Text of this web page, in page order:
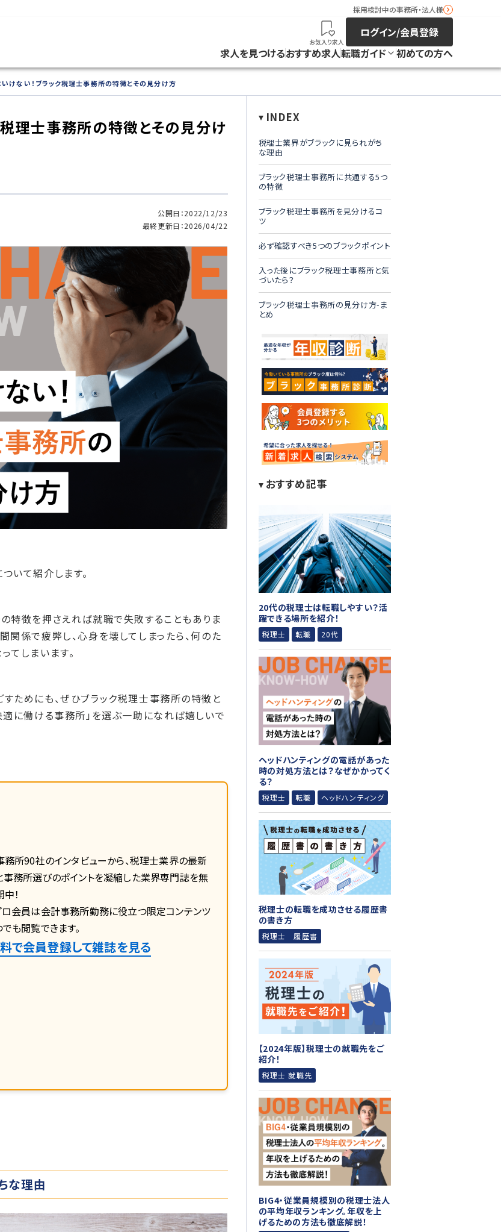
採用検討中の事務所・法人様
お気入り求人
ログイン/会員登録
求人を見つけるおすすめ求人転職ガイド 初めての方へ
いけない！ブラック税理士事務所の特徴とその見分け方
INDEX
税理士業界がブラックに見られがち
な理由
ブラック税理士事務所に共通する5つ
の特徴
ブラック税理士事務所を見分けるコ
ツ
必ず確認すべき5つのブラックポイント
入った後にブラック税理士事務所と気
づいたら？
ブラック税理士事務所の見分け方-ま
とめ
おすすめ記事
20代の税理士は転職しやすい？活
躍できる場所を紹介！
税理士 転職 20代
ヘッドハンティングの電話があった
時の対処方法とは？なぜかかってく
る？
税理士 転職 ヘッドハンティング
税理士の転職を成功させる履歴書
の書き方
税理士 履歴書
【2024年版】税理士の就職先をご
紹介！
税理士 就職先
BIG4・従業員規模別の税理士法人
の平均年収ランキング。年収を上
げるための方法も徹底解説！
理士事務所の特徴とその見分け
公開日：2022/12/23
最終更新日：2026/04/22
いて紹介します。
特徴を押さえれば就職で失敗することもありま
係で疲弊し、心身を壊してしまったら、何のた
てしまいます。
ためにも、ぜひブラック税理士事務所の特徴と
適に働ける事務所」を選ぶ一助になれば嬉しいで
務所90社のインタビューから、税理士業界の最新
事務所選びのポイントを凝縮した業界専門誌を無
！
ロ会員は会計事務所勤務に役立つ限定コンテンツ
も閲覧できます。
で会員登録して雑誌を見る
な理由